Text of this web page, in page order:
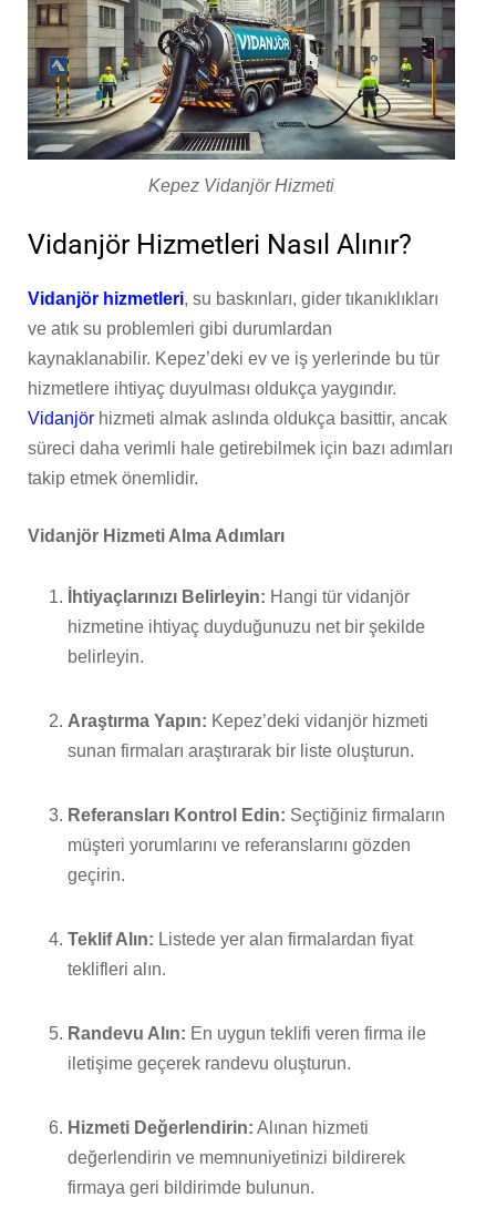
Kepez Vidanjör Hizmeti
Vidanjör Hizmetleri Nasıl Alınır?
Vidanjör hizmetleri, su baskınları, gider tıkanıklıkları
ve atık su problemleri gibi durumlardan
kaynaklanabilir. Kepez’deki ev ve iş yerlerinde bu tür
hizmetlere ihtiyaç duyulması oldukça yaygındır.
Vidanjör hizmeti almak aslında oldukça basittir, ancak
süreci daha verimli hale getirebilmek için bazı adımları
takip etmek önemlidir.
Vidanjör Hizmeti Alma Adımları
İhtiyaçlarınızı Belirleyin: Hangi tür vidanjör
hizmetine ihtiyaç duyduğunuzu net bir şekilde
belirleyin.
Araştırma Yapın: Kepez’deki vidanjör hizmeti
sunan firmaları araştırarak bir liste oluşturun.
Referansları Kontrol Edin: Seçtiğiniz firmaların
müşteri yorumlarını ve referanslarını gözden
geçirin.
Teklif Alın: Listede yer alan firmalardan fiyat
teklifleri alın.
Randevu Alın: En uygun teklifi veren firma ile
iletişime geçerek randevu oluşturun.
Hizmeti Değerlendirin: Alınan hizmeti
değerlendirin ve memnuniyetinizi bildirerek
firmaya geri bildirimde bulunun.